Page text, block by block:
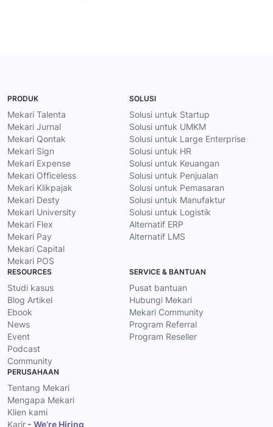
PRODUK
Mekari Talenta
Mekari Jurnal
Mekari Qontak
Mekari Sign
Mekari Expense
Mekari Officeless
Mekari Klikpajak
Mekari Desty
Mekari University
Mekari Flex
Mekari Pay
Mekari Capital
Mekari POS
SOLUSI
Solusi untuk Startup
Solusi untuk UMKM
Solusi untuk Large Enterprise
Solusi untuk HR
Solusi untuk Keuangan
Solusi untuk Penjualan
Solusi untuk Pemasaran
Solusi untuk Manufaktur
Solusi untuk Logistik
Alternatif ERP
Alternatif LMS
RESOURCES
Studi kasus
Blog Artikel
Ebook
News
Event
Podcast
Community
SERVICE & BANTUAN
Pusat bantuan
Hubungi Mekari
Mekari Community
Program Referral
Program Reseller
PERUSAHAAN
Tentang Mekari
Mengapa Mekari
Klien kami
Karir - We’re Hiring